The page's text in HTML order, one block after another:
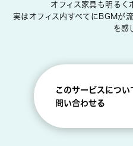
オフィス家具も明るく
実はオフィス内すべてにBGMが
を感
このサービスについ
問い合わせる